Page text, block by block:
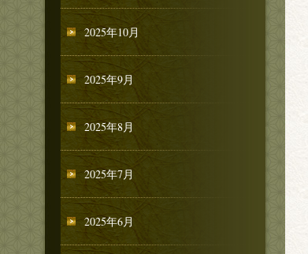
2025年10月
2025年9月
2025年8月
2025年7月
2025年6月